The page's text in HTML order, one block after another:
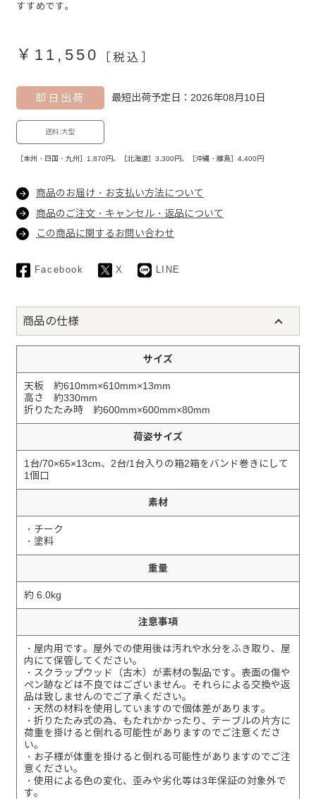
すすめです。
￥11,550 ［税込］
即日出荷 最短出荷予定日：2026年08月10日
送料:大型
［本州・四国・九州］1,870円、［北海道］3,300円、［沖縄・離島］4,400円
商品のお届け・お支払い方法について
商品のご注文・キャンセル・返品について
この商品に関するお問い合わせ
Facebook X LINE
商品の仕様
サイズ
天板 約610mm×610mm×13mm
高さ 約330mm
折りたたみ時 約600mm×600mm×80mm
荷姿サイズ
1台/70×65×13cm、2台/1台入りの箱2箱をバンド巻きにして
1個口
素材
・チーク
・塗料
重量
約 6.0kg
注意事項
・屋内用です。屋外での使用後は汚れや水分をふき取り、屋
内にて保管してください。
・スクラップウッド（古木）が素材の製品です。表面の傷や
ペン跡などは不良ではございません。それらによる交換や返
品は致しませんのでご了承ください。
・天然の材料を使用していますので個体差があります。
・折りたたみ式の為、もたれかかったり、テーブルの片方に
荷重を掛けると倒れる可能性がありますのでご注意くださ
い。
・お子様が体重を掛けると倒れる可能性がありますのでご注
意ください。
・使用による色の変化、歪みや劣化等は3年保証の対象外で
す。